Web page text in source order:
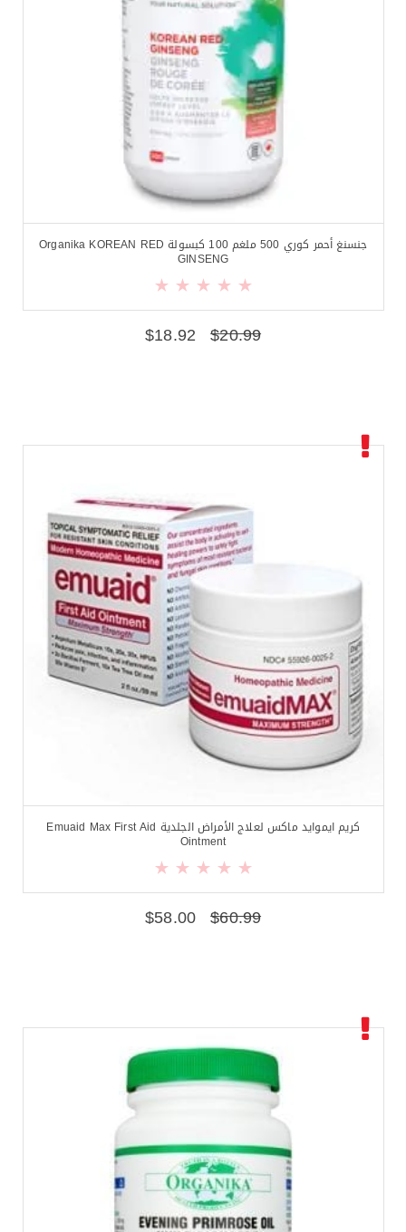
جنسنغ أحمر كوري 500 ملغم 100 كبسولة Organika KOREAN RED
GINSENG
$20.99
$18.92
كريم ايموايد ماكس لعلاج الأمراض الجلدية Emuaid Max First Aid
Ointment
$60.99
$58.00